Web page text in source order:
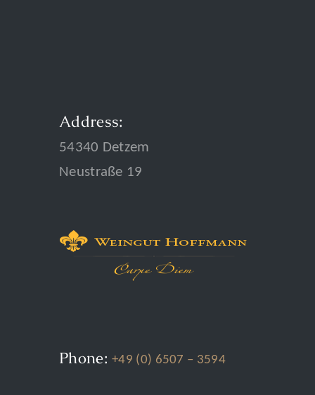
Address:
54340 Detzem
Neustraße 19
Phone: +49 (0) 6507 – 3594